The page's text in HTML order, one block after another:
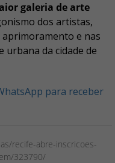
galeria de arte
dos artistas,
e nas
urbana da cidade de
recife-abre-inscricoes-
323790/